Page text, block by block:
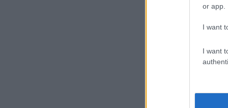
or app.
I want
I want